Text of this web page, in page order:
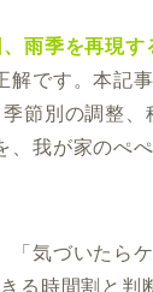
雨季を再現す
です。本記事
節別の調整、
、我が家のぺ
気づいたら
る時間割と判